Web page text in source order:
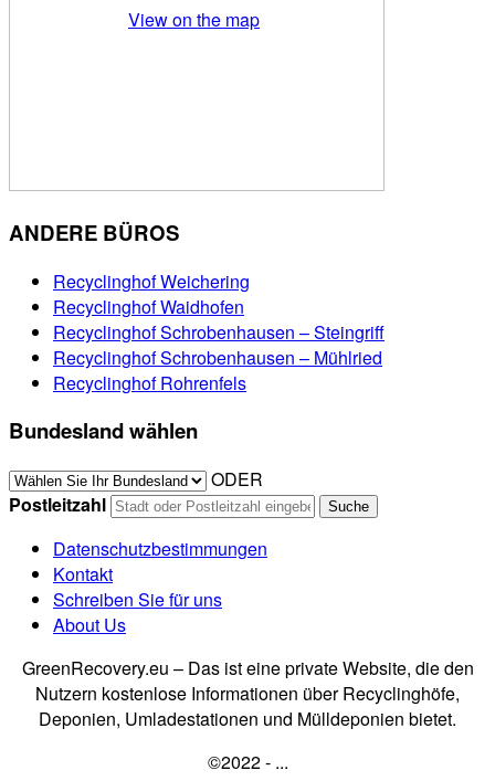
View on the map
ANDERE BÜROS
Recyclinghof Weichering
Recyclinghof Waidhofen
Recyclinghof Schrobenhausen – Steingriff
Recyclinghof Schrobenhausen – Mühlried
Recyclinghof Rohrenfels
Bundesland wählen
ODER
Postleitzahl
Datenschutzbestimmungen
Kontakt
Schreiben Sie für uns
About Us
GreenRecovery.eu – Das ist eine private Website, die den
Nutzern kostenlose Informationen über Recyclinghöfe,
Deponien, Umladestationen und Mülldeponien bietet.
©2022 - ...